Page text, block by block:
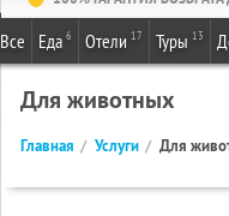
Все Еда 6 Отели 17 Туры 13
Для животных
Главная Услуги Для